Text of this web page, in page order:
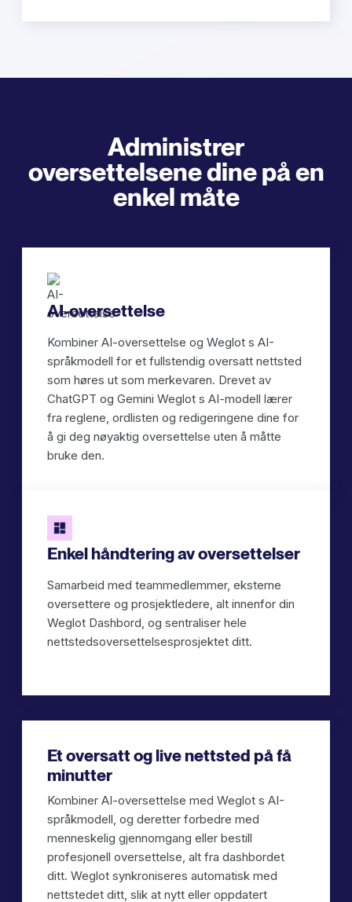
Administrer
oversettelsene dine på en
enkel måte
AI-oversettelse
Kombiner AI-oversettelse og Weglot s AI-
språkmodell for et fullstendig oversatt nettsted
som høres ut som merkevaren. Drevet av
ChatGPT og Gemini Weglot s AI-modell lærer
fra reglene, ordlisten og redigeringene dine for
å gi deg nøyaktig oversettelse uten å måtte
bruke den.
Enkel håndtering av oversettelser
Samarbeid med teammedlemmer, eksterne
oversettere og prosjektledere, alt innenfor din
Weglot Dashbord, og sentraliser hele
nettstedsoversettelsesprosjektet ditt.
Et oversatt og live nettsted på få
minutter
Kombiner AI-oversettelse med Weglot s AI-
språkmodell, og deretter forbedre med
menneskelig gjennomgang eller bestill
profesjonell oversettelse, alt fra dashbordet
ditt. Weglot synkroniseres automatisk med
nettstedet ditt, slik at nytt eller oppdatert